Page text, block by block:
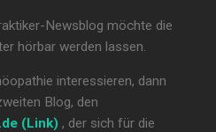
Newsblog möchte die
hörbar werden lassen.
interessieren, dann
Blog, den
(Link) , der sich für die